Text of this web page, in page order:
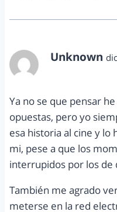
Unknown
Ya no se que pensar
opuestas, pero yo
esa historia al cine y lo
mi, pese a que los
interrupidos por los
También me agrado
meterse en la red